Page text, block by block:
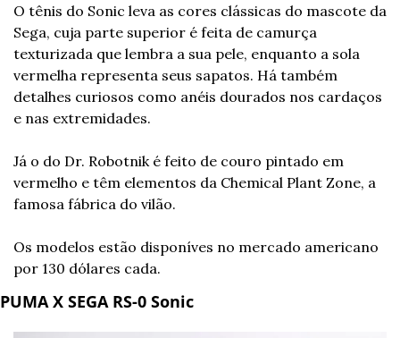
O tênis do Sonic leva as cores clássicas do mascote da
Sega, cuja parte superior é feita de camurça
texturizada que lembra a sua pele, enquanto a sola
vermelha representa seus sapatos. Há também
detalhes curiosos como anéis dourados nos cardaços
e nas extremidades.
Já o do Dr. Robotnik é feito de couro pintado em
vermelho e têm elementos da Chemical Plant Zone, a
famosa fábrica do vilão.
Os modelos estão disponíves no mercado americano
por 130 dólares cada.
PUMA X SEGA RS-0 Sonic